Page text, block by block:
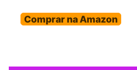
Comprar na Amazon